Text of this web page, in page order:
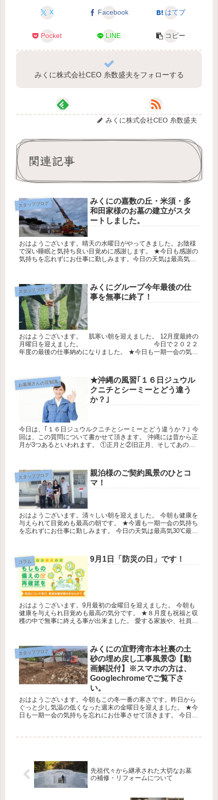
X Facebook はてブ
Pocket LINE コピー
みくに株式会社CEO 糸数盛夫をフォローする
みくに株式会社CEO 糸数盛夫
関連記事
スタッフブログ
みくにの嘉数の丘・米須・多
和田家様のお墓の建立がスタ
ートしました。
おはようございます。晴天の水曜日がやってきました。お陰様
で深い睡眠と気持ち良い目覚めに感謝します。 ★今日も感謝の
気持ちを忘れずにお仕事に勤しみます。今日の天気は最高気温
スタッフブログ
みくにグループ今年最後の仕
事を無事に終了！
おはようございます。 肌寒い朝を迎えました。 12月度最終の
月曜日を迎えました。 今日で２０２２
年度の最後の仕事納めになりました。 ★今日も一期一会の気持
お墓屋さんの豆知識
★沖縄の風習｢１６日ジュウル
クニチとシーミーとどう違う
か？｣
今日は、｢１６日ジュウルクニチとシーミーとどう違うか？｣ 今
回は、この質問について書かせて頂きます。 沖縄には昔から正
月が3つあるといわれます。 ①正月と②旧正月、そしてあの世
スタッフブログ
親泊様のご契約風景のひとコ
マ！
おはようございます。清々しい朝を迎えました。 今朝も健康を
与えられて目覚めも最高の朝です。 ★今週も一期一会の気持ち
を忘れずにお仕事に勤しみます。 今日の天気は最高気30℃最低
コラム 9月1日「防災の日」です！
おはようございます。9月最初の金曜日を迎えました。 今朝も
健康を与えられ目覚めも最高の気分です。 ★８月度も祝福と収
穫の中で無事に終える事が出来ました。 愛する家族や、社員・
スタッフブログ
みくにの宜野湾市本社裏の土
砂の埋め戻し工事風景③【動
画解説付】※スマホの方は、
Googlechromeでご覧下さ
い。
おはようございます。今朝もこの冬一番の寒さです。昨日から
ぐっと少し気温の低くなった週末の金曜日を迎えました。 ★今
日も一期一会の気持ちを忘れにお仕事させて頂きます。 今日の
先祖代々から継承された大切なお墓
の補修・リフォームについて